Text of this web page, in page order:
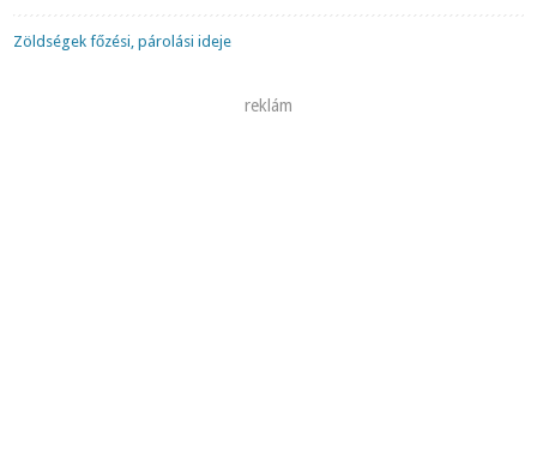
Zöldségek főzési, párolási ideje
reklám